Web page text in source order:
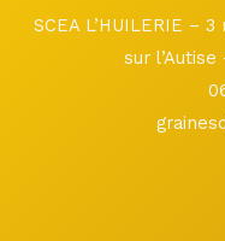
SCEA L’HUILERIE –
sur l’Autise